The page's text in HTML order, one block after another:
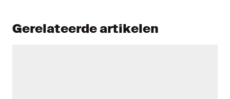
Gerelateerde artikelen